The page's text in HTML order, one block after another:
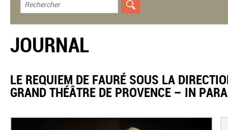
JOURNAL
LE REQUIEM DE FAURÉ SOUS LA
GRAND THÉÂTRE DE PROVENCE – IN